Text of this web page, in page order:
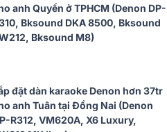
anh Quyền ở TPHCM (Denon DP-
Bksound DKA 8500, Bksound
Bksound M8)
đặt dàn karaoke Denon hơn 37tr
anh Tuân tại Đồng Nai (Denon
R312, VM620A, X6 Luxury,